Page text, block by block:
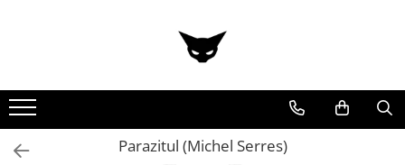
Parazitul (Michel Serres)